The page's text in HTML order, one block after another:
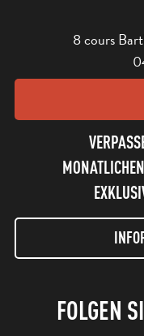
8 cours
FOLGEN